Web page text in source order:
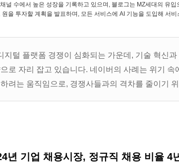
널 수에서 높은 성장을 기록하고 있으며, 블로그는 MZ세대의 유
원을 투자할 계획을 발표하며, 모든 서비스에 AI 기능을 도입해 서
지털 플랫폼 경쟁이 심화되는 가운데, 기술 혁신
로 자리 잡고 있습니다. 네이버의 사례는 위기
려는 움직임으로, 경쟁사들과의 격차를 줄이기
년 기업 채용시장, 정규직 채용 비율 4